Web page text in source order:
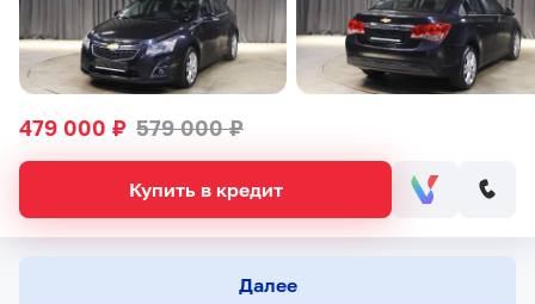
479 000 ₽ 579 000 ₽
Купить в кредит
Далее